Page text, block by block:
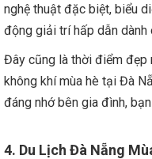
nghệ thuật đặc biệt, biểu
động giải trí hấp dẫn dành
Đây cũng là thời điểm đẹp
không khí mùa hè tại Đà
đáng nhớ bên gia đình,
4. Du Lịch Đà Nẵng